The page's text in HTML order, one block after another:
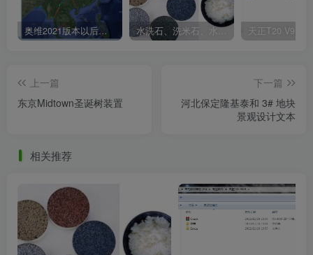
奥维2021版本以后不能用谷歌地图？最新解决办法苹果安卓电脑 水洗石、洗米石、水刷石、水磨石、胶粘石傻傻分不清楚
上一篇
东京Midtown圣诞树装置
下一篇
河北保定隆基泰和 3# 地块
景观设计文本
相关推荐